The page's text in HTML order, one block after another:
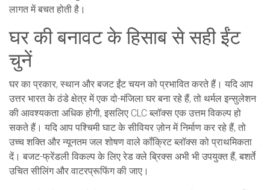
लागत में बचत होती है।
घर की बनावट के हिसाब से सही ईंट
चुनें
घर का प्रकार, स्थान और बजट ईंट चयन को प्रभावित करते हैं। यदि आप
उत्तर भारत के ठंडे क्षेत्र में एक दो-मंजिला घर बना रहे हैं, तो थर्मल इन्सुलेशन
की आवश्यकता अधिक होगी, इसलिए CLC ब्लॉक्स एक उत्तम विकल्प हो
सकते हैं। यदि आप पश्चिमी घाट के सीवियर ज़ोन में निर्माण कर रहे हैं, तो
उच्च शक्ति और न्यूनतम जल शोषण वाले कॉंक्रिट ब्लॉक्स को प्राथमिकता
दें। बजट-फ्रेंडली विकल्प के लिए रेड क्ले ब्रिक्स अभी भी उपयुक्त हैं, बशर्ते
उचित सीलिंग और वाटरप्रूफिंग की जाए।